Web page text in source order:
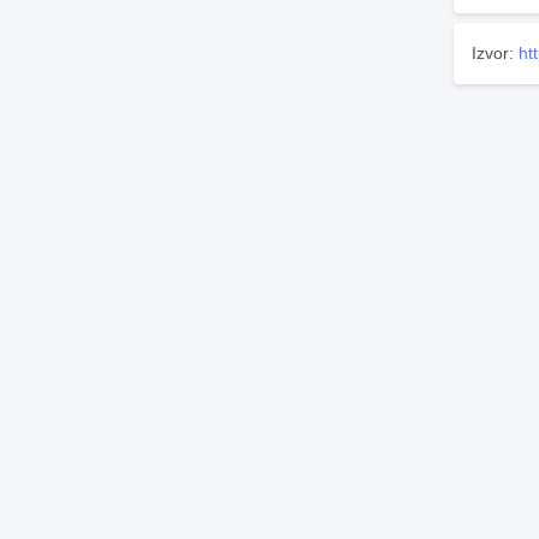
Izvor: